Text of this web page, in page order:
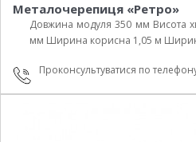
Металочерепиця «Ретро»
Довжина модуля 350 мм Висота
мм Ширина корисна 1,05 м
Проконсультуватися по